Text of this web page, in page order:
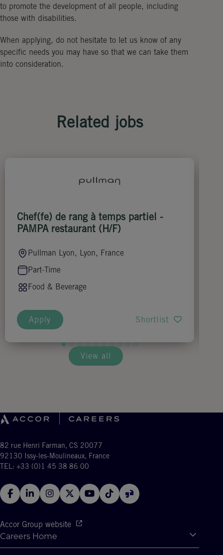
to promote the development of all people, including
those with disabilities.
When applying, do not hesitate to let us know of any
specific needs you may have so that we can take them
into consideration.
Related jobs
Chef(fe) de rang à temps partiel -
PAMPA restaurant (H/F)
Pullman Lyon, Lyon, France
Part-Time
Food & Beverage
Apply Shortlist
View all
82 rue Henri Farman, CS 20077
92130 Issy-les-Moulineaux, France
TEL: +33 (0)1 45 38 86 00
Accor Group website
Careers Home